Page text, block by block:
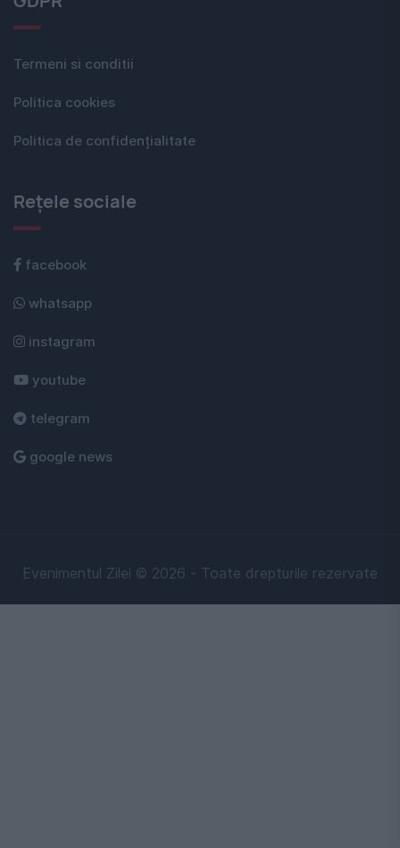
Termeni si conditii
Politica cookies
Politica de confidențialitate
Rețele sociale
facebook
whatsapp
instagram
youtube
telegram
google news
Evenimentul Zilei © 2026 - Toate drepturile rezervate